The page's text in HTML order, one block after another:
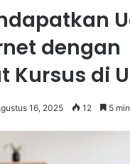
dengan
Kursus di
16, 2025 12 5